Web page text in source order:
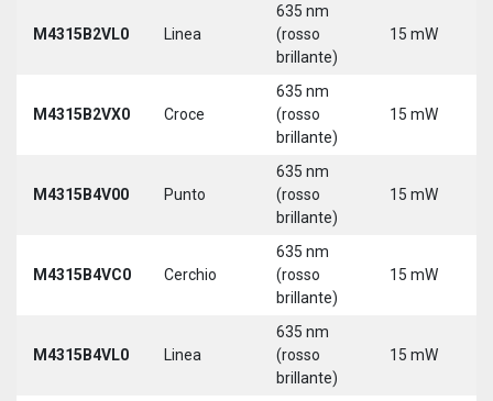
M4315B2VL0 Linea
635 nm
(rosso
brillante)
15 mW
M4315B2VX0 Croce
635 nm
(rosso
brillante)
15 mW
M4315B4V00 Punto
635 nm
(rosso
brillante)
15 mW
M4315B4VC0 Cerchio
635 nm
(rosso
brillante)
15 mW
M4315B4VL0 Linea
635 nm
(rosso
brillante)
15 mW